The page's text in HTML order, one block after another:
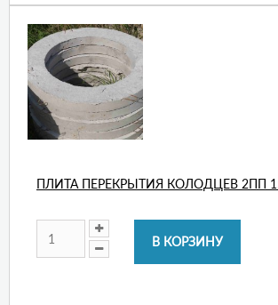
ПЛИТА ПЕРЕКРЫТИЯ КОЛОДЦЕВ 2ПП